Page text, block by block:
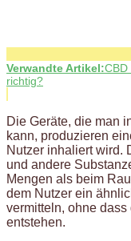
Verwandte Artikel:CBD
richtig?
Die Geräte, die man
kann, produzieren
Nutzer inhaliert wird.
und andere
Mengen als beim
dem Nutzer ein
vermitteln, ohne
entstehen.